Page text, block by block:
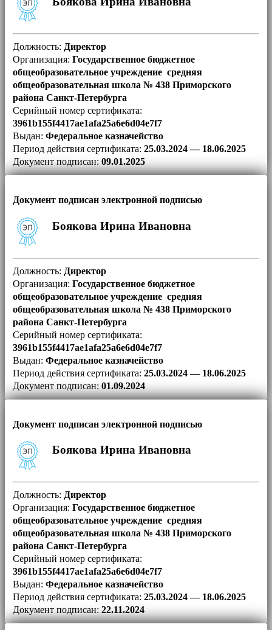
Должность: Директор
Организация: Государственное бюджетное
общеобразовательное учреждение средняя
общеобразовательная школа № 438 Приморского
района Санкт-Петербурга
Серийный номер сертификата:
3961b155f4417ae1afa25a6e6d04e7f7
Выдан: Федеральное казначейство
Период действия сертификата: 25.03.2024 — 18.06.2025
Документ подписан: 09.01.2025
Документ подписан электронной подписью
Боякова Ирина Ивановна
Должность: Директор
Организация: Государственное бюджетное
общеобразовательное учреждение средняя
общеобразовательная школа № 438 Приморского
района Санкт-Петербурга
Серийный номер сертификата:
3961b155f4417ae1afa25a6e6d04e7f7
Выдан: Федеральное казначейство
Период действия сертификата: 25.03.2024 — 18.06.2025
Документ подписан: 01.09.2024
Документ подписан электронной подписью
Боякова Ирина Ивановна
Должность: Директор
Организация: Государственное бюджетное
общеобразовательное учреждение средняя
общеобразовательная школа № 438 Приморского
района Санкт-Петербурга
Серийный номер сертификата:
3961b155f4417ae1afa25a6e6d04e7f7
Выдан: Федеральное казначейство
Период действия сертификата: 25.03.2024 — 18.06.2025
Документ подписан: 22.11.2024